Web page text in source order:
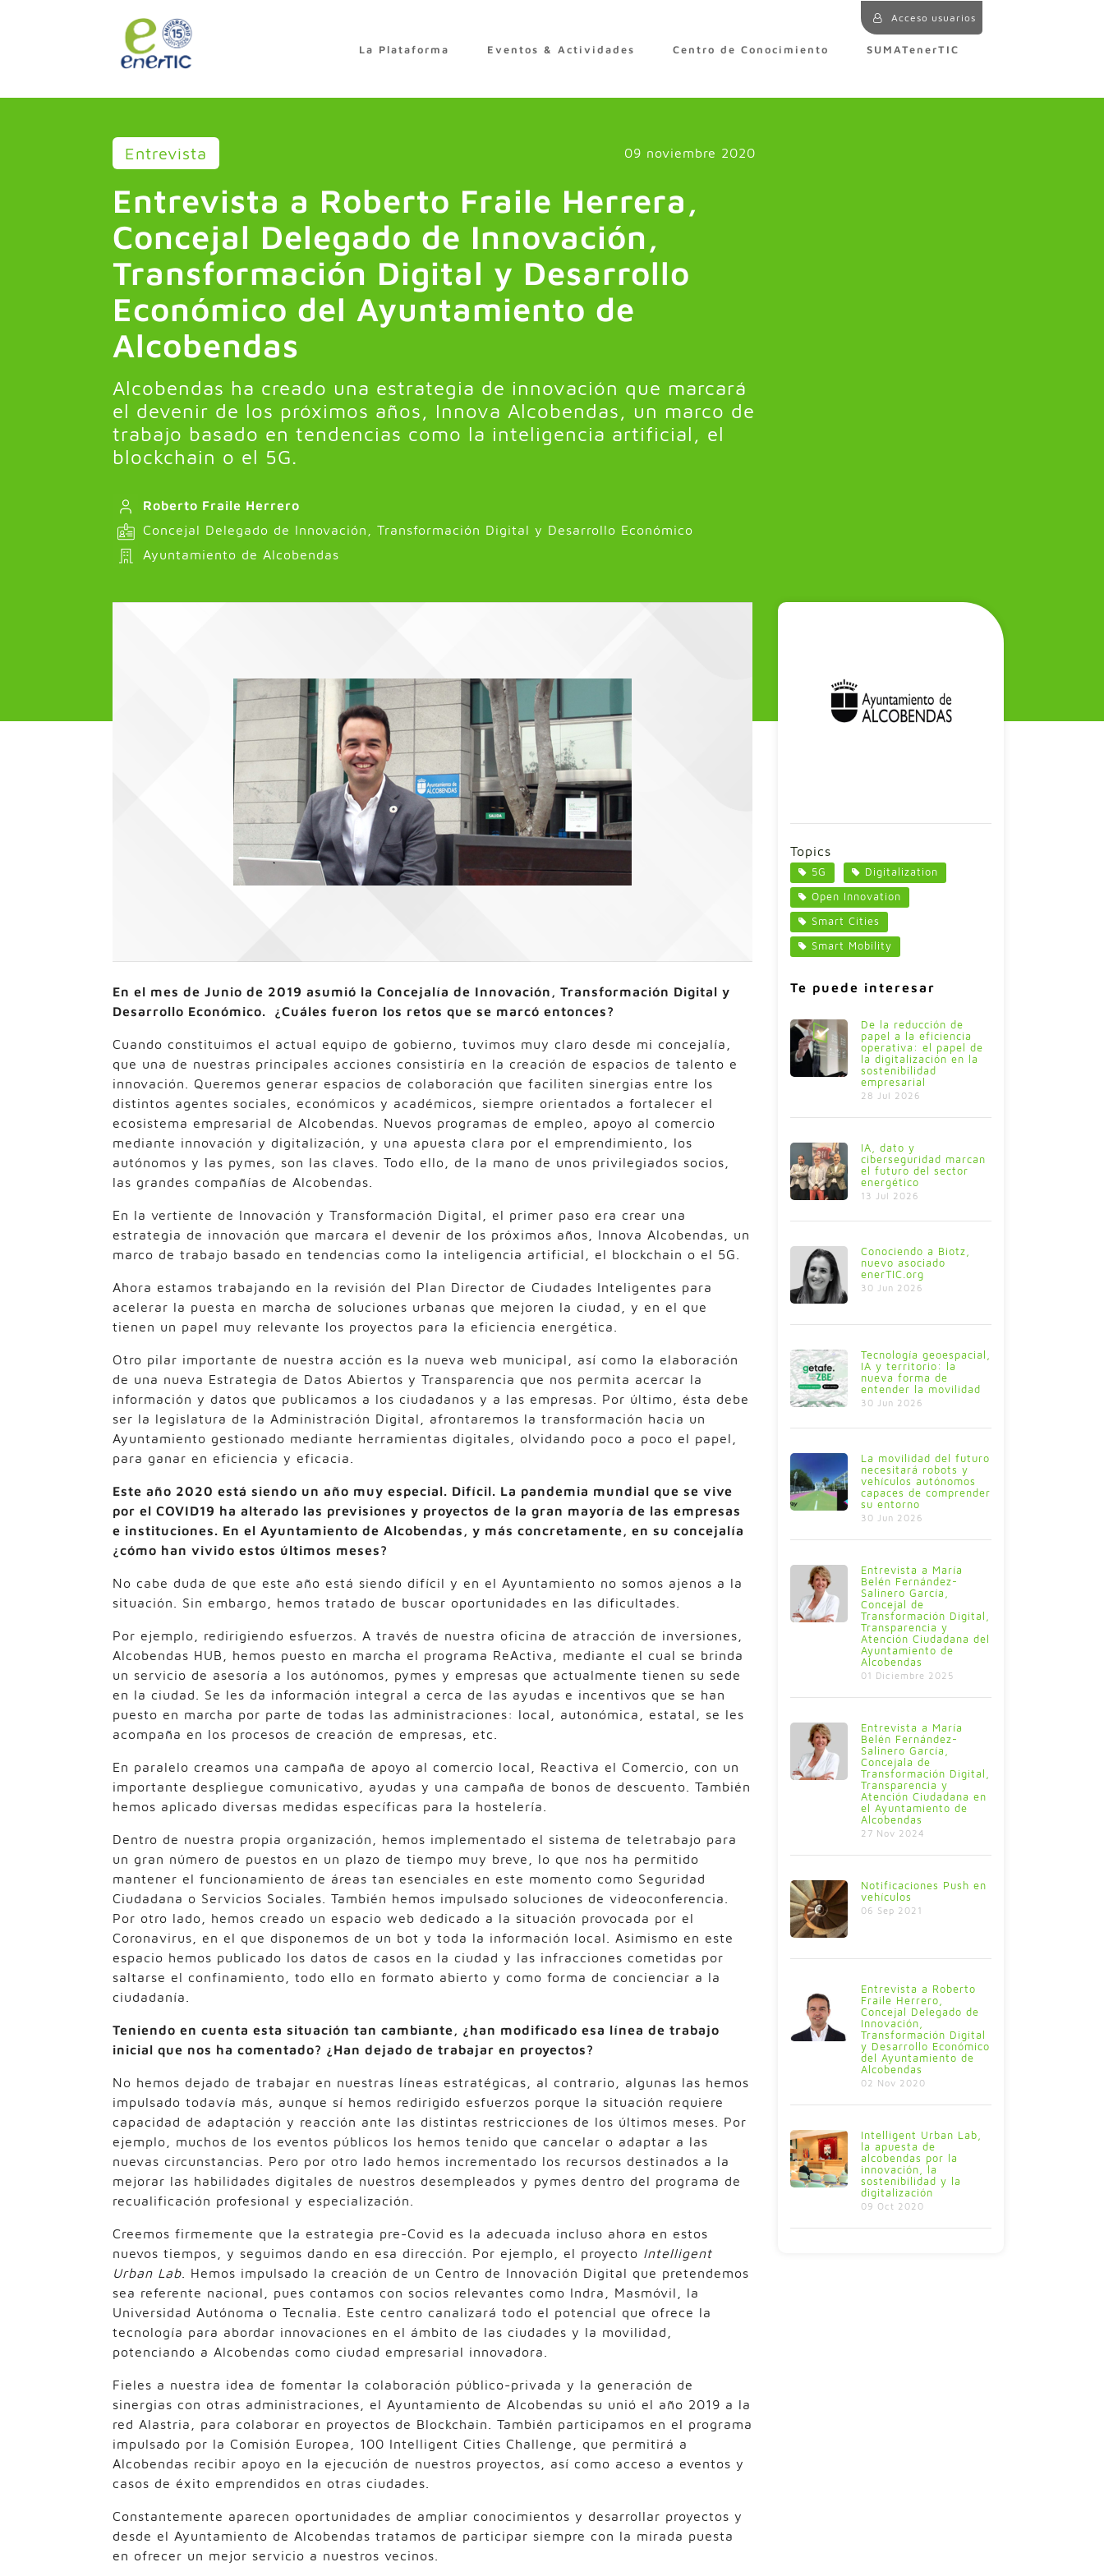
Acceso usuarios
La Plataforma Eventos & Actividades Centro de Conocimiento SUMATenerTIC
Entrevista 09 noviembre 2020
Entrevista a Roberto Fraile Herrera,
Concejal Delegado de Innovación,
Transformación Digital y Desarrollo
Económico del Ayuntamiento de
Alcobendas
Alcobendas ha creado una estrategia de innovación que marcará
el devenir de los próximos años, Innova Alcobendas, un marco de
trabajo basado en tendencias como la inteligencia artificial, el
blockchain o el 5G.
Roberto Fraile Herrero
Concejal Delegado de Innovación, Transformación Digital y Desarrollo Económico
Ayuntamiento de Alcobendas
En el mes de Junio de 2019 asumió la Concejalía de Innovación, Transformación Digital y
Desarrollo Económico. ¿Cuáles fueron los retos que se marcó entonces?
Cuando constituimos el actual equipo de gobierno, tuvimos muy claro desde mi concejalía,
que una de nuestras principales acciones consistiría en la creación de espacios de talento e
innovación. Queremos generar espacios de colaboración que faciliten sinergias entre los
distintos agentes sociales, económicos y académicos, siempre orientados a fortalecer el
ecosistema empresarial de Alcobendas. Nuevos programas de empleo, apoyo al comercio
mediante innovación y digitalización, y una apuesta clara por el emprendimiento, los
autónomos y las pymes, son las claves. Todo ello, de la mano de unos privilegiados socios,
las grandes compañías de Alcobendas.
En la vertiente de Innovación y Transformación Digital, el primer paso era crear una
estrategia de innovación que marcara el devenir de los próximos años, Innova Alcobendas, un
marco de trabajo basado en tendencias como la inteligencia artificial, el blockchain o el 5G.
Ahora estamos trabajando en la revisión del Plan Director de Ciudades Inteligentes para
acelerar la puesta en marcha de soluciones urbanas que mejoren la ciudad, y en el que
tienen un papel muy relevante los proyectos para la eficiencia energética.
Otro pilar importante de nuestra acción es la nueva web municipal, así como la elaboración
de una nueva Estrategia de Datos Abiertos y Transparencia que nos permita acercar la
información y datos que publicamos a los ciudadanos y a las empresas. Por último, ésta debe
ser la legislatura de la Administración Digital, afrontaremos la transformación hacia un
Ayuntamiento gestionado mediante herramientas digitales, olvidando poco a poco el papel,
para ganar en eficiencia y eficacia.
Este año 2020 está siendo un año muy especial. Difícil. La pandemia mundial que se vive
por el COVID19 ha alterado las previsiones y proyectos de la gran mayoría de las empresas
e instituciones. En el Ayuntamiento de Alcobendas, y más concretamente, en su concejalía
¿cómo han vivido estos últimos meses?
No cabe duda de que este año está siendo difícil y en el Ayuntamiento no somos ajenos a la
situación. Sin embargo, hemos tratado de buscar oportunidades en las dificultades.
Por ejemplo, redirigiendo esfuerzos. A través de nuestra oficina de atracción de inversiones,
Alcobendas HUB, hemos puesto en marcha el programa ReActiva, mediante el cual se brinda
un servicio de asesoría a los autónomos, pymes y empresas que actualmente tienen su sede
en la ciudad. Se les da información integral a cerca de las ayudas e incentivos que se han
puesto en marcha por parte de todas las administraciones: local, autonómica, estatal, se les
acompaña en los procesos de creación de empresas, etc.
En paralelo creamos una campaña de apoyo al comercio local, Reactiva el Comercio, con un
importante despliegue comunicativo, ayudas y una campaña de bonos de descuento. También
hemos aplicado diversas medidas específicas para la hostelería.
Dentro de nuestra propia organización, hemos implementado el sistema de teletrabajo para
un gran número de puestos en un plazo de tiempo muy breve, lo que nos ha permitido
mantener el funcionamiento de áreas tan esenciales en este momento como Seguridad
Ciudadana o Servicios Sociales. También hemos impulsado soluciones de videoconferencia.
Por otro lado, hemos creado un espacio web dedicado a la situación provocada por el
Coronavirus, en el que disponemos de un bot y toda la información local. Asimismo en este
espacio hemos publicado los datos de casos en la ciudad y las infracciones cometidas por
saltarse el confinamiento, todo ello en formato abierto y como forma de concienciar a la
ciudadanía.
Teniendo en cuenta esta situación tan cambiante, ¿han modificado esa línea de trabajo
inicial que nos ha comentado? ¿Han dejado de trabajar en proyectos?
No hemos dejado de trabajar en nuestras líneas estratégicas, al contrario, algunas las hemos
impulsado todavía más, aunque sí hemos redirigido esfuerzos porque la situación requiere
capacidad de adaptación y reacción ante las distintas restricciones de los últimos meses. Por
ejemplo, muchos de los eventos públicos los hemos tenido que cancelar o adaptar a las
nuevas circunstancias. Pero por otro lado hemos incrementado los recursos destinados a la
mejorar las habilidades digitales de nuestros desempleados y pymes dentro del programa de
recualificación profesional y especialización.
Creemos firmemente que la estrategia pre-Covid es la adecuada incluso ahora en estos
nuevos tiempos, y seguimos dando en esa dirección. Por ejemplo, el proyecto Intelligent
Urban Lab . Hemos impulsado la creación de un Centro de Innovación Digital que pretendemos
sea referente nacional, pues contamos con socios relevantes como Indra, Masmóvil, la
Universidad Autónoma o Tecnalia. Este centro canalizará todo el potencial que ofrece la
tecnología para abordar innovaciones en el ámbito de las ciudades y la movilidad,
potenciando a Alcobendas como ciudad empresarial innovadora.
Fieles a nuestra idea de fomentar la colaboración público-privada y la generación de
sinergias con otras administraciones, el Ayuntamiento de Alcobendas su unió el año 2019 a la
red Alastria, para colaborar en proyectos de Blockchain. También participamos en el programa
impulsado por la Comisión Europea, 100 Intelligent Cities Challenge, que permitirá a
Alcobendas recibir apoyo en la ejecución de nuestros proyectos, así como acceso a eventos y
casos de éxito emprendidos en otras ciudades.
Constantemente aparecen oportunidades de ampliar conocimientos y desarrollar proyectos y
desde el Ayuntamiento de Alcobendas tratamos de participar siempre con la mirada puesta
en ofrecer un mejor servicio a nuestros vecinos.
Topics
5G
Digitalization
Open Innovation
Smart Cities
Smart Mobility
Te puede interesar
De la reducción de
papel a la eficiencia
operativa: el papel de
la digitalización en la
sostenibilidad
empresarial
28 Jul 2026
IA, dato y
ciberseguridad marcan
el futuro del sector
energético
13 Jul 2026
Conociendo a Biotz,
nuevo asociado
enerTIC.org
30 Jun 2026
Tecnología geoespacial,
IA y territorio: la
nueva forma de
entender la movilidad
30 Jun 2026
La movilidad del futuro
necesitará robots y
vehículos autónomos
capaces de comprender
su entorno
30 Jun 2026
Entrevista a María
Belén Fernández-
Salinero García,
Concejal de
Transformación Digital,
Transparencia y
Atención Ciudadana del
Ayuntamiento de
Alcobendas
01 Diciembre 2025
Entrevista a María
Belén Fernández-
Salinero García,
Concejala de
Transformación Digital,
Transparencia y
Atención Ciudadana en
el Ayuntamiento de
Alcobendas
27 Nov 2024
Notificaciones Push en
vehículos
06 Sep 2021
Entrevista a Roberto
Fraile Herrero,
Concejal Delegado de
Innovación,
Transformación Digital
y Desarrollo Económico
del Ayuntamiento de
Alcobendas
02 Nov 2020
Intelligent Urban Lab,
la apuesta de
alcobendas por la
innovación, la
sostenibilidad y la
digitalización
09 Oct 2020